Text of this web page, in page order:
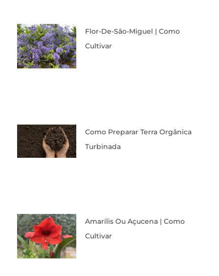
Flor-De-São-Miguel | Como
Cultivar
Como Preparar Terra Orgânica
Turbinada
Amarílis Ou Açucena | Como
Cultivar